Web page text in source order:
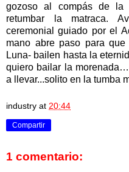
gozoso al compás de la
retumbar la matraca.
ceremonial guiado por el
mano abre paso para
Luna- bailen hasta la
quiero bailar la
a llevar...solito en la tumba
industry at 20:44
Compartir
1 comentario: